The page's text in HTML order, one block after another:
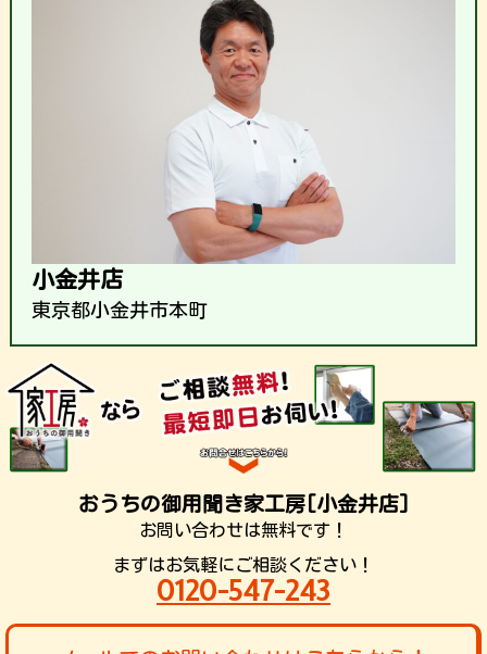
小金井店
東京都小金井市本町
おうちの御用聞き家工房[小金井店]
お問い合わせは無料です！
まずはお気軽にご相談ください！
0120-547-243